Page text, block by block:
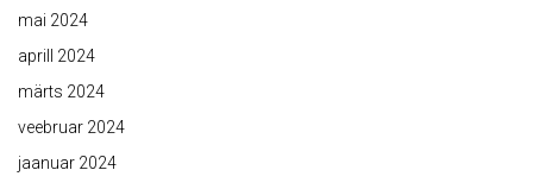
mai 2024
aprill 2024
märts 2024
veebruar 2024
jaanuar 2024